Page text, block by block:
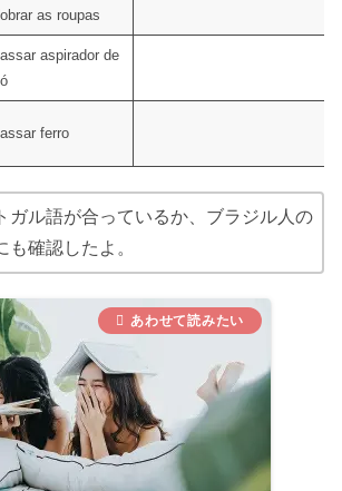
as roupas
aspirador de
ferro
ガル語が合っているか、ブラジル人の
も確認したよ。